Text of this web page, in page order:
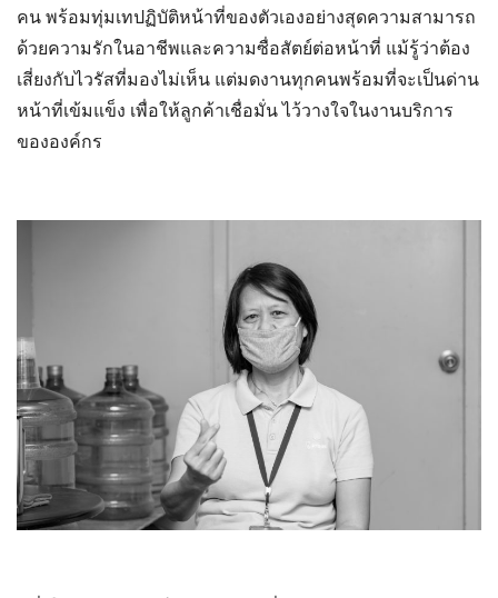
คน พร้อมทุ่มเทปฏิบัติหน้าที่ของตัวเองอย่างสุดความสามารถ
ด้วยความรักในอาชีพและความซื่อสัตย์ต่อหน้าที่ แม้รู้ว่าต้อง
เสี่ยงกับไวรัสที่มองไม่เห็น แต่มดงานทุกคนพร้อมที่จะเป็นด่าน
หน้าที่เข้มแข็ง เพื่อให้ลูกค้าเชื่อมั่น ไว้วางใจในงานบริการ
ขององค์กร